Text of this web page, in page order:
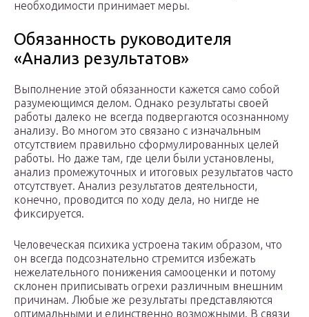
необходимости принимает меры.
Обязанность руководителя
«Анализ результатов»
Выполнение этой обязанности кажется само собой
разумеющимся делом. Однако результаты своей
работы далеко не всегда подвергаются осознанному
анализу. Во многом это связано с изначальным
отсутствием правильно сформулированных целей
работы. Но даже там, где цели были установлены,
анализ промежуточных и итоговых результатов часто
отсутствует. Анализ результатов деятельности,
конечно, проводится по ходу дела, но нигде не
фиксируется.
Человеческая психика устроена таким образом, что
он всегда подсознательно стремится избежать
нежелательного понижения самооценки и потому
склонен приписывать огрехи различным внешним
причинам. Любые же результаты представляются
оптимальными и единственно возможными. В связи